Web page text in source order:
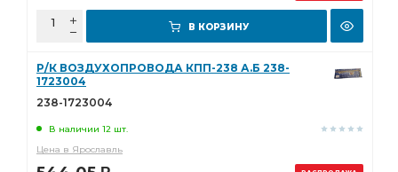
В КОРЗИНУ
Р/К ВОЗДУХОПРОВОДА КПП-238 А.Б 238-
1723004
238-1723004
В наличии 12 шт.
Цена в Ярославль